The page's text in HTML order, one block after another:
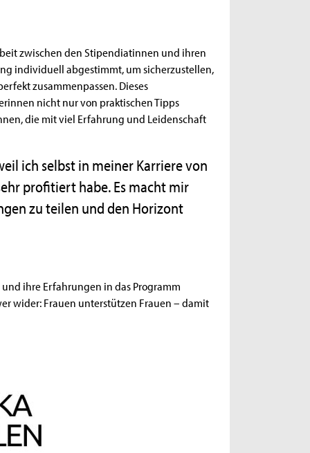
zwischen den Stipendiatinnen und ihren
individuell abgestimmt, um sicherzustellen,
zusammenpassen. Dieses
nicht nur von praktischen Tipps
die mit viel Erfahrung und Leidenschaft
ich selbst in meiner Karriere von
profitiert habe. Es macht mir
zu teilen und den Horizont
ihre Erfahrungen in das Programm
wider: Frauen unterstützen Frauen – damit